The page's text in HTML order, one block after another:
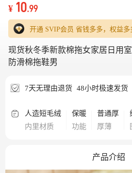
¥ 10.99
开通 SVIP会员 省钱多多，权益多
现货秋冬季新款棉拖女家居日用
防滑棉拖鞋男
7天无理由退货 48小时极速发货
人造短毛绒
内里材质
保暖
功能
普通厚
厚薄
产品介绍